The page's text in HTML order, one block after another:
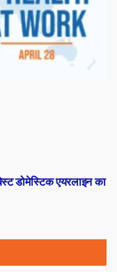
डोमेस्टिक एयरलाइन का